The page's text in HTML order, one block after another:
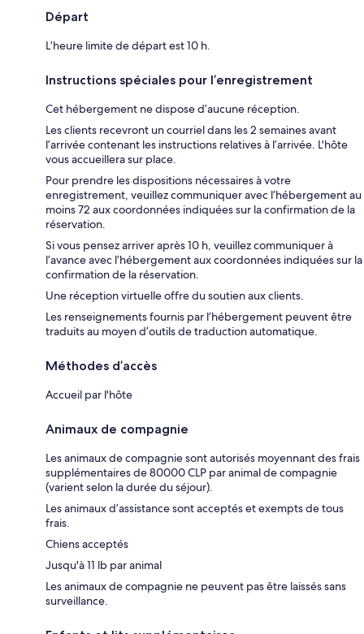
Départ
L’heure limite de départ est 10 h.
Instructions spéciales pour l’enregistrement
Cet hébergement ne dispose d’aucune réception.
Les clients recevront un courriel dans les 2 semaines avant
l’arrivée contenant les instructions relatives à l’arrivée. L'hôte
vous accueillera sur place.
Pour prendre les dispositions nécessaires à votre
enregistrement, veuillez communiquer avec l’hébergement au
moins 72 aux coordonnées indiquées sur la confirmation de la
réservation.
Si vous pensez arriver après 10 h, veuillez communiquer à
l’avance avec l’hébergement aux coordonnées indiquées sur la
confirmation de la réservation.
Une réception virtuelle offre du soutien aux clients.
Les renseignements fournis par l’hébergement peuvent être
traduits au moyen d’outils de traduction automatique.
Méthodes d’accès
Accueil par l'hôte
Animaux de compagnie
Les animaux de compagnie sont autorisés moyennant des frais
supplémentaires de 80000 CLP par animal de compagnie
(varient selon la durée du séjour).
Les animaux d’assistance sont acceptés et exempts de tous
frais.
Chiens acceptés
Jusqu'à 11 lb par animal
Les animaux de compagnie ne peuvent pas être laissés sans
surveillance.